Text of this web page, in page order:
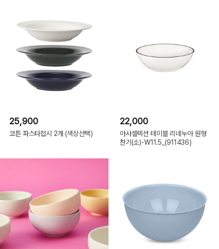
25,900
코튼 파스타접시 2개 (색상선택)
22,000
아사셀렉션 테이블 리네누아 원형
찬기(소)-W11.5_(911436)